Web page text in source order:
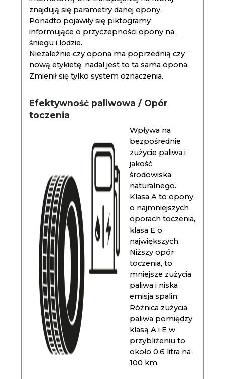
znajdują się parametry danej opony.
Ponadto pojawiły się piktogramy
informujące o przyczepności opony na
śniegu i lodzie.
Niezależnie czy opona ma poprzednią czy
nową etykietę, nadal jest to ta sama opona.
Zmienił się tylko system oznaczenia.
Efektywność paliwowa / Opór
toczenia
Wpływa na
bezpośrednie
zużycie paliwa i
jakość
środowiska
naturalnego.
Klasa A to opony
o najmniejszych
oporach toczenia,
klasa E o
największych.
Niższy opór
toczenia, to
mniejsze zużycia
paliwa i niska
emisja spalin.
Różnica zużycia
paliwa pomiędzy
klasą A i E w
przybliżeniu to
około 0,6 litra na
100 km.